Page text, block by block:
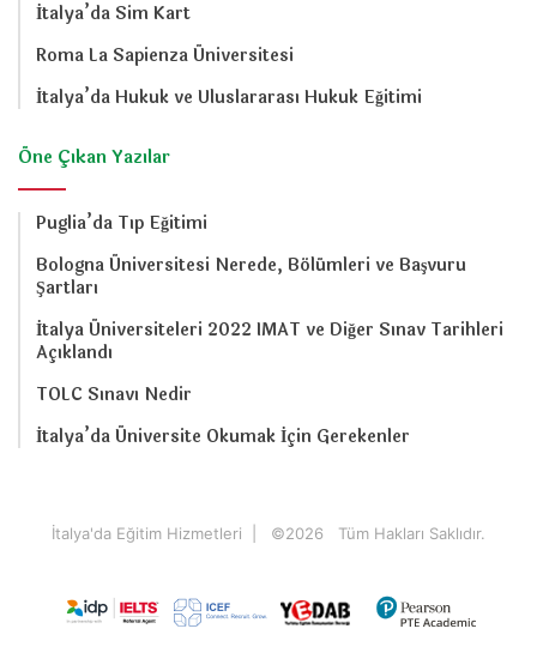
İtalya’da Sim Kart
Roma La Sapienza Üniversitesi
İtalya’da Hukuk ve Uluslararası Hukuk Eğitimi
Öne Çıkan Yazılar
Puglia’da Tıp Eğitimi
Bologna Üniversitesi Nerede, Bölümleri ve Başvuru
Şartları
İtalya Üniversiteleri 2022 IMAT ve Diğer Sınav Tarihleri
Açıklandı
TOLC Sınavı Nedir
İtalya’da Üniversite Okumak İçin Gerekenler
İtalya'da Eğitim Hizmetleri | ©2026 Tüm Hakları Saklıdır.